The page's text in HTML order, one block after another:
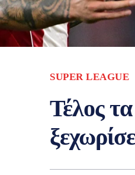
SUPER LEAGUE
Τέλος